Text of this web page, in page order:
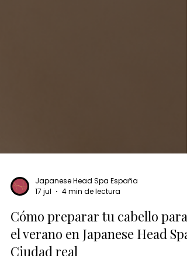
Japanese Head Spa España
4 min de lectura